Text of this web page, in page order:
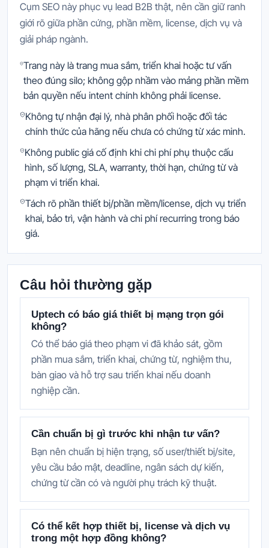
Cụm SEO này phục vụ lead B2B thật, nên cần giữ ranh
giới rõ giữa phần cứng, phần mềm, license, dịch vụ và
giải pháp ngành.
Trang này là trang mua sắm, triển khai hoặc tư vấn
theo đúng silo; không gộp nhầm vào mảng phần mềm
bản quyền nếu intent chính không phải license.
Không tự nhận đại lý, nhà phân phối hoặc đối tác
chính thức của hãng nếu chưa có chứng từ xác minh.
Không public giá cố định khi chi phí phụ thuộc cấu
hình, số lượng, SLA, warranty, thời hạn, chứng từ và
phạm vi triển khai.
Tách rõ phần thiết bị/phần mềm/license, dịch vụ triển
khai, bảo trì, vận hành và chi phí recurring trong báo
giá.
Câu hỏi thường gặp
Uptech có báo giá thiết bị mạng trọn gói
không?
Có thể báo giá theo phạm vi đã khảo sát, gồm
phần mua sắm, triển khai, chứng từ, nghiệm thu,
bàn giao và hỗ trợ sau triển khai nếu doanh
nghiệp cần.
Cần chuẩn bị gì trước khi nhận tư vấn?
Bạn nên chuẩn bị hiện trạng, số user/thiết bị/site,
yêu cầu bảo mật, deadline, ngân sách dự kiến,
chứng từ cần có và người phụ trách kỹ thuật.
Có thể kết hợp thiết bị, license và dịch vụ
trong một hợp đồng không?